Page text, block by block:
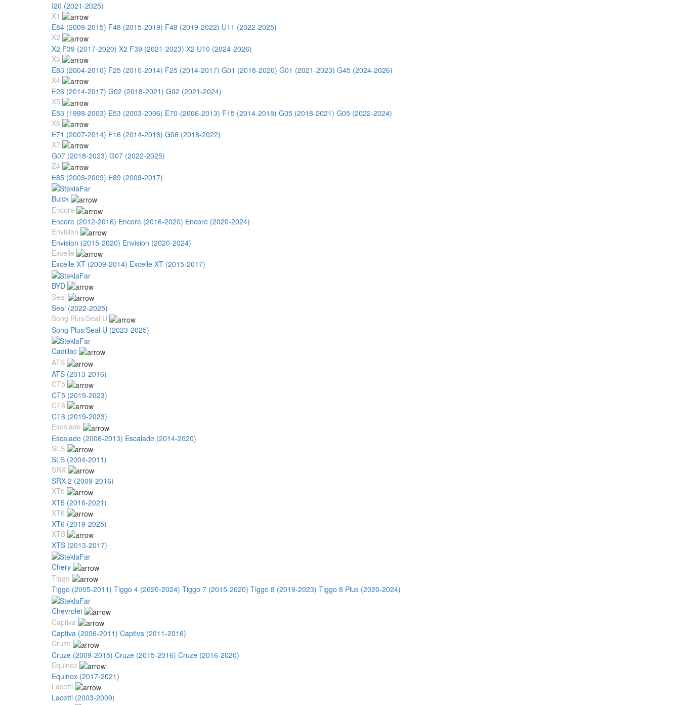
I20 (2021-2025)
X1
E84 (2009-2015) F48 (2015-2019) F48 (2019-2022) U11 (2022-2025)
X2
X2 F39 (2017-2020) X2 F39 (2021-2023) X2 U10 (2024-2026)
X3
E83 (2004-2010) F25 (2010-2014) F25 (2014-2017) G01 (2018-2020) G01 (2021-2023) G45 (2024-2026)
X4
F26 (2014-2017) G02 (2018-2021) G02 (2021-2024)
X5
E53 (1999-2003) E53 (2003-2006) E70-(2006-2013) F15 (2014-2018) G05 (2018-2021) G05 (2022-2024)
X6
E71 (2007-2014) F16 (2014-2018) G06 (2018-2022)
X7
G07 (2018-2023) G07 (2022-2025)
Z4
E85 (2003-2009) E89 (2009-2017)
Buick
Encore
Encore (2012-2016) Encore (2016-2020) Encore (2020-2024)
Envision
Envision (2015-2020) Envision (2020-2024)
Excelle
Excelle XT (2009-2014) Excelle XT (2015-2017)
BYD
Seal
Seal (2022-2025)
Song Plus/Seal U
Song Plus/Seal U (2023-2025)
Cadillac
ATS
ATS (2013-2016)
CT5
CT5 (2019-2023)
CT6
CT6 (2019-2023)
Escalade
Escalade (2006-2013) Escalade (2014-2020)
SLS
SLS (2004-2011)
SRX
SRX 2 (2009-2016)
XT5
XT5 (2016-2021)
XT6
XT6 (2019-2025)
XTS
XTS (2013-2017)
Chery
Tiggo
Tiggo (2005-2011) Tiggo 4 (2020-2024) Tiggo 7 (2015-2020) Tiggo 8 (2019-2023) Tiggo 8 Plus (2020-2024)
Chevrolet
Captiva
Captiva (2006-2011) Captiva (2011-2016)
Cruze
Cruze (2009-2015) Cruze (2015-2016) Cruze (2016-2020)
Equinox
Equinox (2017-2021)
Lacetti
Lacetti (2003-2009)